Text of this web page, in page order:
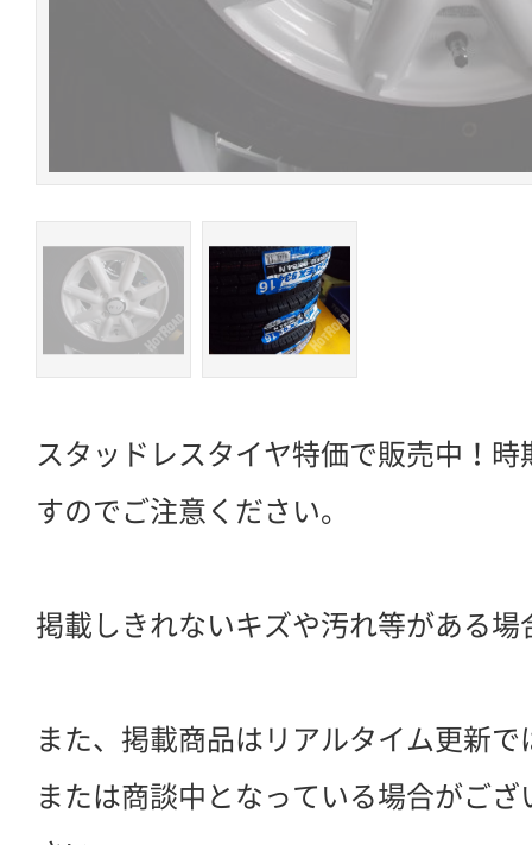
スタッドレスタイヤ特価で販売中！
すのでご注意ください。
掲載しきれないキズや汚れ等がある場
また、掲載商品はリアルタイム更新
または商談中となっている場合がご